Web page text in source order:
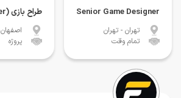
Senior Game Designer
تهران - تهران
تمام وقت
طراح بازی (Game Designer)
اصفهان
پروژه